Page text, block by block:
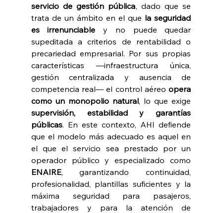
servicio de gestión pública, dado que se
trata de un ámbito en el que la seguridad
es irrenunciable y no puede quedar
supeditada a criterios de rentabilidad o
precariedad empresarial. Por sus propias
características —infraestructura única,
gestión centralizada y ausencia de
competencia real— el control aéreo opera
como un monopolio natural
supervisión, estabilidad y garantías
públicas. En este contexto, AHI defiende
que el modelo más adecuado es aquel en
el que el servicio sea prestado por un
ENAIRE, garantizando continuidad,
profesionalidad, plantillas suficientes y la
máxima seguridad para pasajeros,
trabajadores y para la atención de